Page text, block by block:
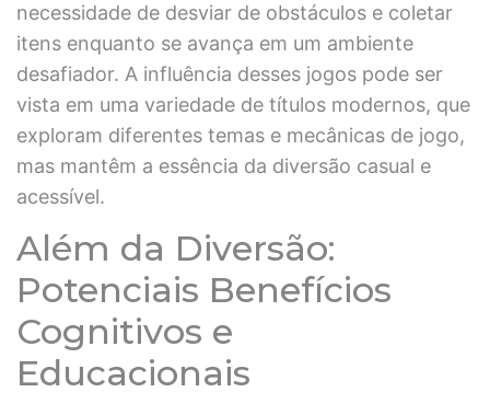
necessidade de desviar de obstáculos e coletar
itens enquanto se avança em um ambiente
desafiador. A influência desses jogos pode ser
vista em uma variedade de títulos modernos, que
exploram diferentes temas e mecânicas de jogo,
mas mantêm a essência da diversão casual e
acessível.
Além da Diversão:
Potenciais Benefícios
Cognitivos e
Educacionais